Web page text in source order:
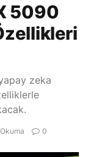
5090
zeka
0